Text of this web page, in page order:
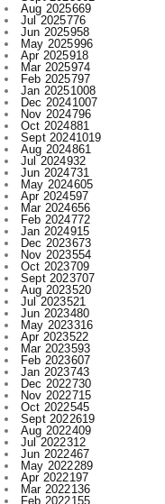
Apr 2025918
Mar 2025974
Feb 2025797
Jan 20251008
Dec 20241007
Nov 2024796
Oct 2024881
Sept 20241019
Aug 2024861
Jul 2024932
Jun 2024731
May 2024605
Apr 2024597
Mar 2024656
Feb 2024772
Jan 2024915
Dec 2023673
Nov 2023554
Oct 2023709
Sept 2023707
Aug 2023520
Jul 2023521
Jun 2023480
May 2023316
Apr 2023522
Mar 2023593
Feb 2023607
Jan 2023743
Dec 2022730
Nov 2022715
Oct 2022545
Sept 2022619
Aug 2022409
Jul 2022312
Jun 2022467
May 2022289
Apr 2022197
Mar 2022136
Feb 2022155
Jan 2022210
Dec 2021210
Nov 2021231
Oct 2021327